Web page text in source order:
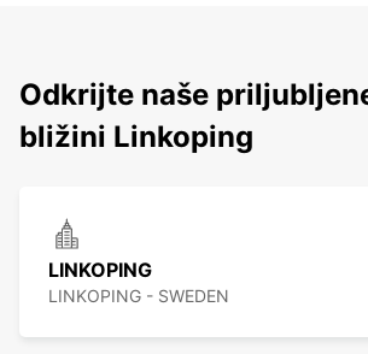
Odkrijte naše
bližini Linkoping
LINKOPING
LINKOPING - SWEDEN